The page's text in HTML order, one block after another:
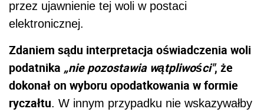
przez ujawnienie tej woli w postaci
elektronicznej.
Zdaniem sądu interpretacja oświadczenia woli
podatnika „nie pozostawia wątpliwości", że
dokonał on wyboru opodatkowania w formie
ryczałtu. W innym przypadku nie wskazywałby